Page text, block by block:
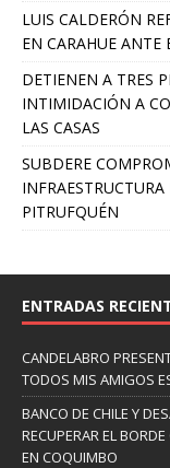
LUIS CALDERÓN
EN CARAHUE ANTE
DETIENEN A TRES
INTIMIDACIÓN A
LAS CASAS
SUBDERE
PITRUFQUÉN
ENTRADAS
CANDELABRO
TODOS MIS AMIGOS
BANCO DE CHILE Y
RECUPERAR EL
EN COQUIMBO